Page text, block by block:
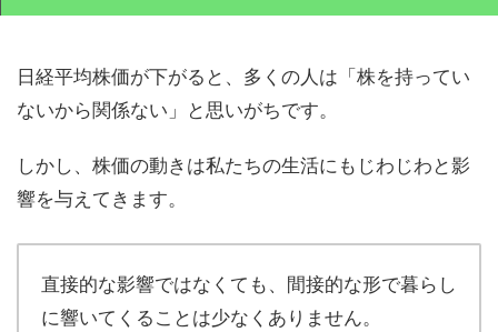
日経平均株価が下がると、多くの人は「株を持ってい
ないから関係ない」と思いがちです。
しかし、株価の動きは私たちの生活にもじわじわと影
響を与えてきます。
直接的な影響ではなくても、間接的な形で暮らし
に響いてくることは少なくありません。